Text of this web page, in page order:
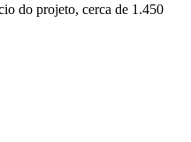
do projeto, cerca de 1.450